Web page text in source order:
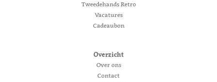
Tweedehands Retro
Vacatures
Cadeaubon
Overzicht
Over ons
Contact